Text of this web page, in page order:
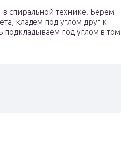
спиральной технике. Берем
кладем под углом друг к
подкладываем под углом в том